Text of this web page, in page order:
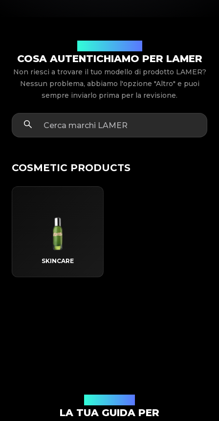
COSA AUTENTICHIAMO PER LAMER
Non riesci a trovare il tuo modello di prodotto LAMER?
Nessun problema, abbiamo l'opzione "Altro" e puoi
sempre inviarlo prima per la revisione.
COSMETIC PRODUCTS
SKINCARE
LA TUA GUIDA PER